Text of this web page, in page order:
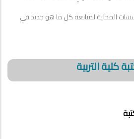
المحلية لمتابعة كل ما هو جديد في
كلية التربية